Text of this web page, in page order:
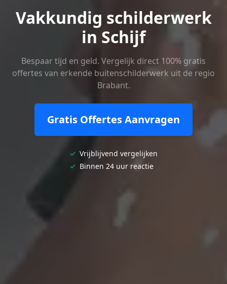
Vakkundig schilderwerk
in Schijf
Bespaar tijd en geld. Vergelijk direct 100% gratis
offertes van erkende buitenschilderwerk uit de regio
Brabant.
Gratis Offertes Aanvragen
✓ Vrijblijvend vergelijken
✓ Binnen 24 uur reactie